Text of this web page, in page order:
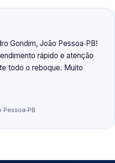
Gondim, João Pessoa‑PB!
rápido e atenção
todo o reboque. Muito